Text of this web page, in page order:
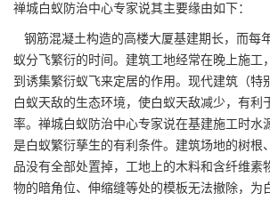
禅城白蚁防治中心专家说其主要缘由如下：
钢筋混凝土构造的高楼大厦基建期长，而每
蚁分飞繁衍的时间。建筑工地经常在晚上施工
到诱集繁衍蚁飞来定居的作用。现代建筑（特
白蚁天敌的生态环境，使白蚁天敌减少，有利
率。禅城白蚁防治中心专家说在基建施工时水
是白蚁繁衍孳生的有利条件。建筑场地的树根
品没有全部处置掉，工地上的木料和含纤维素
物的暗角位、伸缩缝等处的模板无法撤除，为